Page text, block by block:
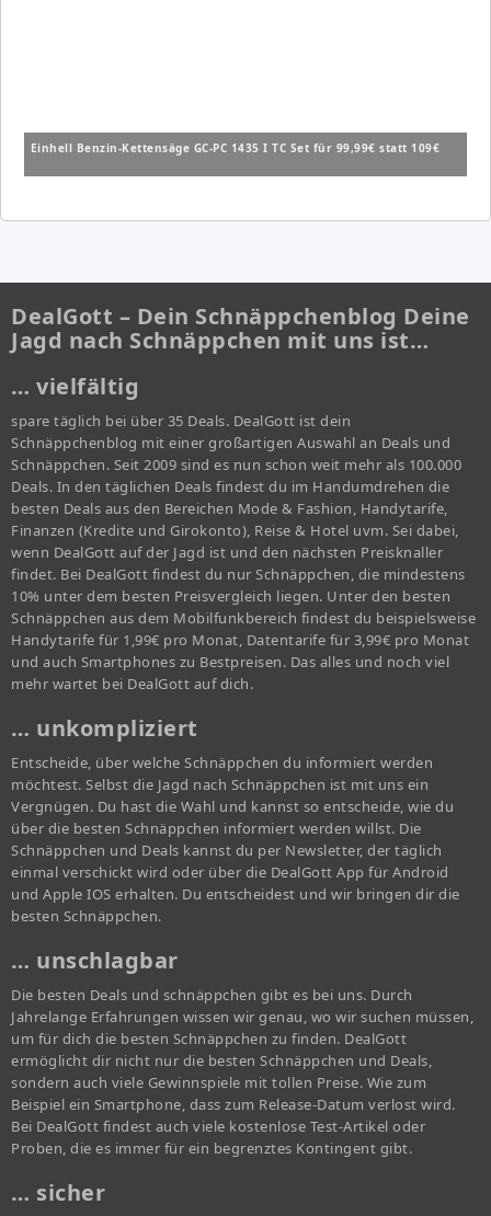
Einhell Benzin-Kettensäge GC-PC 1435 I TC Set für 99,99€ statt 109€
DealGott – Dein Schnäppchenblog Deine
Jagd nach Schnäppchen mit uns ist…
… vielfältig
spare täglich bei über 35 Deals. DealGott ist dein
Schnäppchenblog mit einer großartigen Auswahl an Deals und
Schnäppchen. Seit 2009 sind es nun schon weit mehr als 100.000
Deals. In den täglichen Deals findest du im Handumdrehen die
besten Deals aus den Bereichen Mode & Fashion, Handytarife,
Finanzen (Kredite und Girokonto), Reise & Hotel uvm. Sei dabei,
wenn DealGott auf der Jagd ist und den nächsten Preisknaller
findet. Bei DealGott findest du nur Schnäppchen, die mindestens
10% unter dem besten Preisvergleich liegen. Unter den besten
Schnäppchen aus dem Mobilfunkbereich findest du beispielsweise
Handytarife für 1,99€ pro Monat, Datentarife für 3,99€ pro Monat
und auch Smartphones zu Bestpreisen. Das alles und noch viel
mehr wartet bei DealGott auf dich.
… unkompliziert
Entscheide, über welche Schnäppchen du informiert werden
möchtest. Selbst die Jagd nach Schnäppchen ist mit uns ein
Vergnügen. Du hast die Wahl und kannst so entscheide, wie du
über die besten Schnäppchen informiert werden willst. Die
Schnäppchen und Deals kannst du per Newsletter, der täglich
einmal verschickt wird oder über die DealGott App für Android
und Apple IOS erhalten. Du entscheidest und wir bringen dir die
besten Schnäppchen.
… unschlagbar
Die besten Deals und schnäppchen gibt es bei uns. Durch
Jahrelange Erfahrungen wissen wir genau, wo wir suchen müssen,
um für dich die besten Schnäppchen zu finden. DealGott
ermöglicht dir nicht nur die besten Schnäppchen und Deals,
sondern auch viele Gewinnspiele mit tollen Preise. Wie zum
Beispiel ein Smartphone, dass zum Release-Datum verlost wird.
Bei DealGott findest auch viele kostenlose Test-Artikel oder
Proben, die es immer für ein begrenztes Kontingent gibt.
… sicher